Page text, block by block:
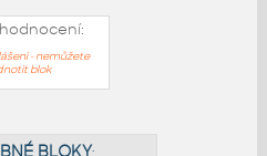
- nemůžete
blok